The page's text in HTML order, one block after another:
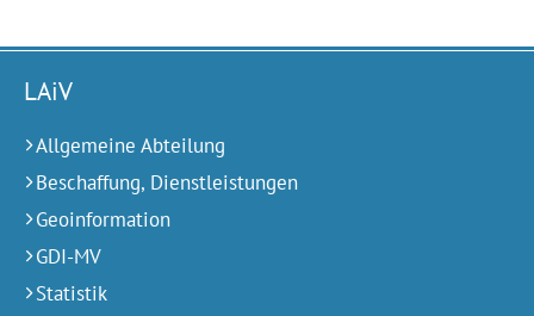
LAiV
Allgemeine Abteilung
Beschaffung, Dienstleistungen
Geoinformation
GDI-MV
Statistik